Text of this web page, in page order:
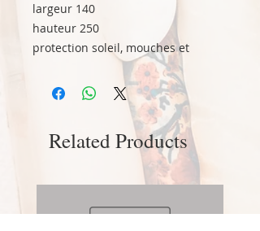
largeur 140
hauteur 250
protection soleil, mouches et
Related Products